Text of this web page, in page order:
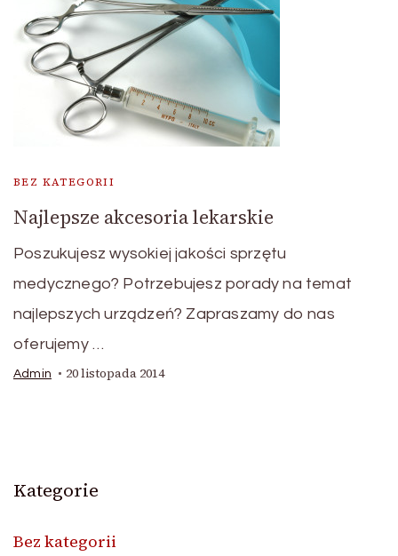
BEZ KATEGORII
Najlepsze akcesoria lekarskie
Poszukujesz wysokiej jakości sprzętu
medycznego? Potrzebujesz porady na temat
najlepszych urządzeń? Zapraszamy do nas
oferujemy …
Admin 20 listopada 2014
Kategorie
Bez kategorii